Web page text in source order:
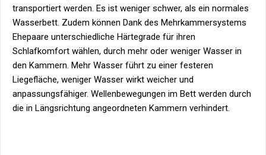
transportiert werden. Es ist weniger schwer, als ein normales
Wasserbett. Zudem können Dank des Mehrkammersystems
Ehepaare unterschiedliche Härtegrade für ihren
Schlafkomfort wählen, durch mehr oder weniger Wasser in
den Kammern. Mehr Wasser führt zu einer festeren
Liegefläche, weniger Wasser wirkt weicher und
anpassungsfähiger. Wellenbewegungen im Bett werden durch
die in Längsrichtung angeordneten Kammern verhindert.